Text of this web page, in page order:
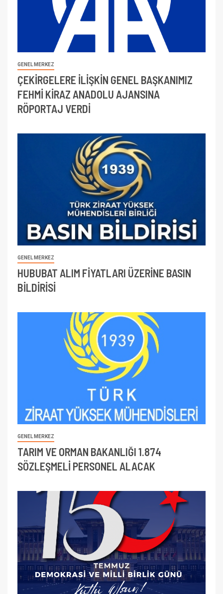
GENEL MERKEZ
ÇEKİRGELERE İLİŞKİN GENEL BAŞKANIMIZ
FEHMİ KİRAZ ANADOLU AJANSINA
RÖPORTAJ VERDİ
GENEL MERKEZ
HUBUBAT ALIM FİYATLARI ÜZERİNE BASIN
BİLDİRİSİ
GENEL MERKEZ
TARIM VE ORMAN BAKANLIĞI 1.874
SÖZLEŞMELİ PERSONEL ALACAK